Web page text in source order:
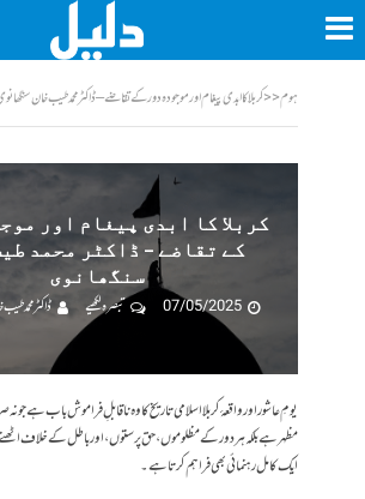
ہوم<<کربلا کا ابدی پیغام اور موجودہ دور کے تقاضے – ڈاکٹر محمد طیب خان
کربلا کا ابدی پیغام اور
کے تقاضے – ڈاکٹر محمد
سنگھانوی
07/05/2025
تبصرہ لکھیے ڈاکٹر محمد
یومِ عاشور اور واقعۂ کربلا اسلامی تاریخ کا وہ ناقابلِ فراموش باب ہے جو
مظہر ہے بلکہ ہر دور کے مظلوموں، حق پرستوں، اور باطل کے خلاف
ایک کامل رہنمائی بھی فراہم کرتا ہے۔